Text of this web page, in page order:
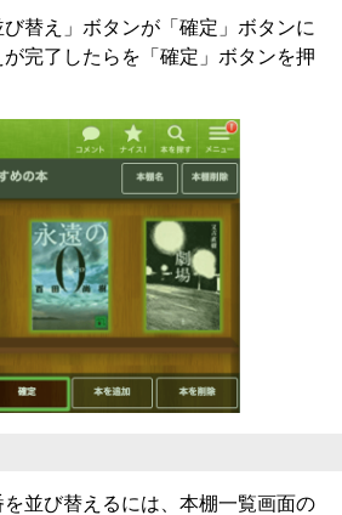
替え」ボタンが「確定」ボタンに
完了したらを「確定」ボタンを押
並び替えるには、本棚一覧画面の